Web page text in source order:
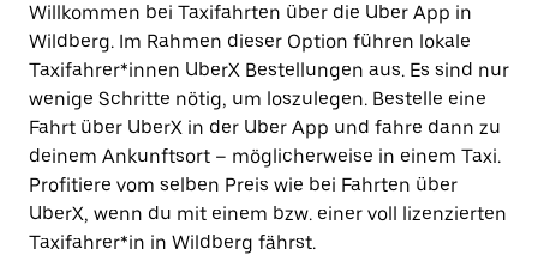
Datum
auszuwählen.
Drücke
die
Escape-
Taste,
um
den
Kalender
zu
schließen.
Willkommen bei Taxifahrten über die Uber App in
Wildberg. Im Rahmen dieser Option führen lokale
Taxifahrer*innen UberX Bestellungen aus. Es sind nur
wenige Schritte nötig, um loszulegen. Bestelle eine
Fahrt über UberX in der Uber App und fahre dann zu
deinem Ankunftsort – möglicherweise in einem Taxi.
Profitiere vom selben Preis wie bei Fahrten über
UberX, wenn du mit einem bzw. einer voll lizenzierten
Taxifahrer*in in Wildberg fährst.